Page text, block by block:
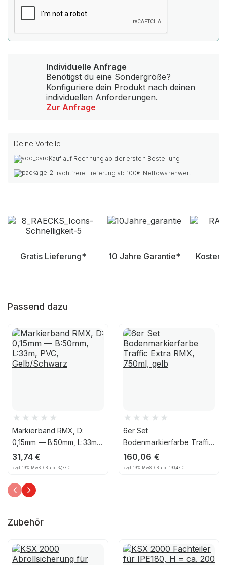
Individuelle Anfrage
Benötigst du eine Sondergröße?
Konfiguriere dein Produkt nach deinen
individuellen Anforderungen.
Zur Anfrage
Deine Vorteile
Kauf auf Rechnung ab der ersten Bestellung
Frachtfreie Lieferung ab 100€ Nettowarenwert
Gratis Lieferung* 10 Jahre Garantie*
Passend dazu
Markierband RMX, D:
0,15mm — B:50mm, L:33m,
PVC, Gelb/Schwarz
31,74€
zzgl. 19% MwSt / Brutto :37,77€
6er Set
Bodenmarkierfarbe Traffic
Extra RMX, 750ml, gelb
160,06 €
zzgl. 19% MwSt / Brutto :190,47€
Zubehör